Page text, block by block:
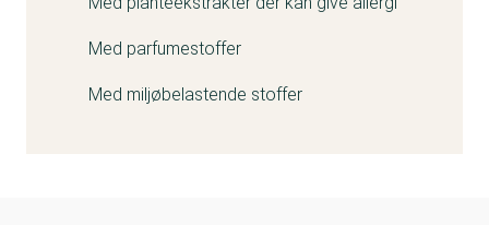
Med parfumestoffer
Med miljøbelastende stoffer